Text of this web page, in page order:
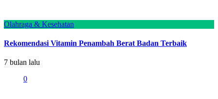
Olahraga & Kesehatan
Rekomendasi Vitamin Penambah Berat Badan Terbaik
7 bulan lalu
0